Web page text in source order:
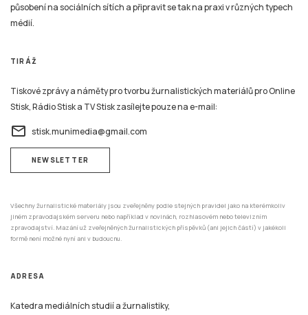
působení na sociálních sítích a připravit se tak na praxi v různých typech
médií.
TIRÁŽ
Tiskové zprávy a náměty pro tvorbu žurnalistických materiálů pro Online
Stisk, Rádio Stisk a TV Stisk zasílejte pouze na e-mail:
email stisk.munimedia@gmail.com
NEWSLETTER
Všechny žurnalistické materiály jsou zveřejněny podle stejných pravidel jako na kterémkoliv
jiném zpravodajském serveru nebo například v novinách, rozhlasovém nebo televizním
zpravodajství. Mazání už zveřejněných žurnalistických příspěvků (ani jejich částí) v jakékoli
formě není možné nyní ani v budoucnu.
ADRESA
Katedra mediálních studií a žurnalistiky,